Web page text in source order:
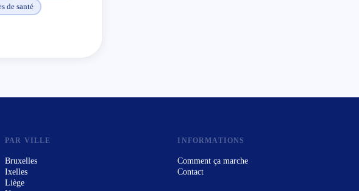
de santé
PAR VILLE
Bruxelles
Ixelles
Liège
INFORMATIONS
Comment ça marche
Contact